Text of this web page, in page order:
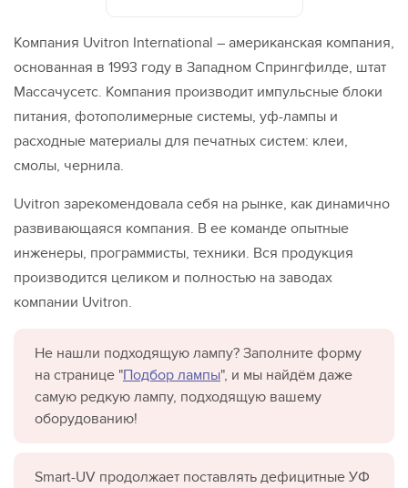
Компания Uvitron International – американская компания,
основанная в 1993 году в Западном Спрингфилде, штат
Массачусетс. Компания производит импульсные блоки
питания, фотополимерные системы, уф-лампы и
расходные материалы для печатных систем: клеи,
смолы, чернила.
Uvitron зарекомендовала себя на рынке, как динамично
развивающаяся компания. В ее команде опытные
инженеры, программисты, техники. Вся продукция
производится целиком и полностью на заводах
компании Uvitron.
Не нашли подходящую лампу? Заполните форму
на странице "Подбор лампы", и мы найдём даже
самую редкую лампу, подходящую вашему
оборудованию!
Smart-UV продолжает поставлять дефицитные УФ